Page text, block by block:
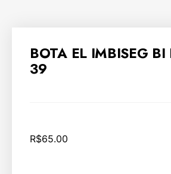
BOTA EL IMBISEG
39
R$65.00